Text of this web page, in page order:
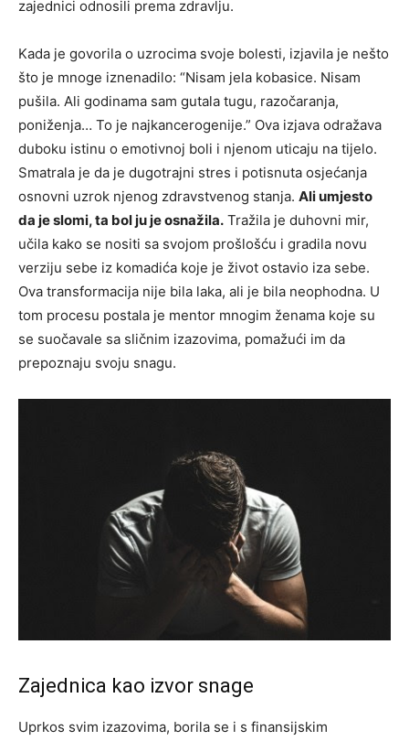
zajednici odnosili prema zdravlju.
Kada je govorila o uzrocima svoje bolesti, izjavila je nešto
što je mnoge iznenadilo: “Nisam jela kobasice. Nisam
pušila. Ali godinama sam gutala tugu, razočaranja,
poniženja… To je najkancerogenije.” Ova izjava odražava
duboku istinu o emotivnoj boli i njenom uticaju na tijelo.
Smatrala je da je dugotrajni stres i potisnuta osjećanja
osnovni uzrok njenog zdravstvenog stanja. Ali umjesto
da je slomi, ta bol ju je osnažila. Tražila je duhovni mir,
učila kako se nositi sa svojom prošlošću i gradila novu
verziju sebe iz komadića koje je život ostavio iza sebe.
Ova transformacija nije bila laka, ali je bila neophodna. U
tom procesu postala je mentor mnogim ženama koje su
se suočavale sa sličnim izazovima, pomažući im da
prepoznaju svoju snagu.
Zajednica kao izvor snage
Uprkos svim izazovima, borila se i s finansijskim